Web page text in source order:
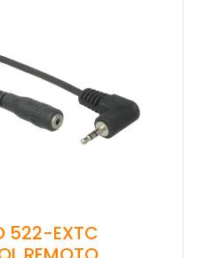
522-EXTC